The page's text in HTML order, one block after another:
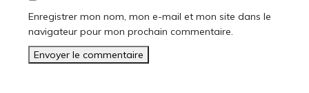
Enregistrer mon nom, mon e-mail et mon site dans le
navigateur pour mon prochain commentaire.